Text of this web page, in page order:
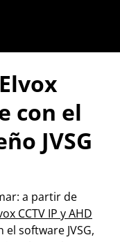
con el
JVSG
a partir de
CCTV IP y AHD
software JVSG,